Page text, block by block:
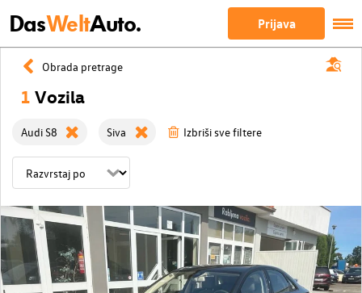
DasWeltAuto. Prijava
Obrada pretrage
1 Vozila
Audi S8 Siva Izbriši sve filtere